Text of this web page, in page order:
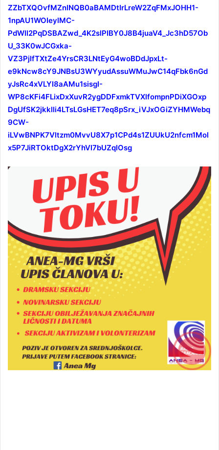
ZZbTXQOvfMZnlNQB0aBAMDtIrLreW2ZqFMxJOHH1-
1npAU1WOIeylMC-
PdWll2PqDSBAZwd_4K2slPIBY0J8B4juaV4_Jc3hD57Ob
U_33K0wJCGxka-
VZ3PjlfTXtZe4YrsCR3LNtEyG4woBDdJpxLt-
e9kNcw8cY9JNBsU3WYyudAssuWMuJwC14qFbk6nGd
yJsRc4xVLYI8aAMu1sisgI-
WP8cKFi4FLixDxXuvR2ygDDFxmkTVXlfompnPDiXGOxp
DgUfSK2jkklli4LTsLGsHET7eq8pSrx_iVJxOGiZYHMWebq
9CW-
iLVwBNPK7Vltzm0MvvU8X7p1CPd4s1ZUUkU2nfcm1Mol
x5P7JiRTOktDgX2rYhVl7bUZqlOsg